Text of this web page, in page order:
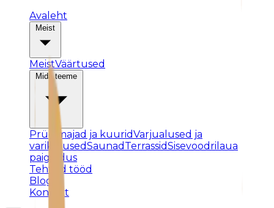
Avaleht
MeistVäärtused
Prügimajad ja kuuridVarjualused ja
varikatusedSaunad TerrassidSisevoodrilaua
paigaldus
Tehtud tööd
Blogi
Kontakt